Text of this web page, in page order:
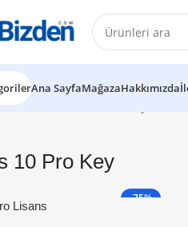
Ana SayfaMağazaHakkımızda
“Windows 10 Pro Key”
10 Pro Key
-75%
Lisans